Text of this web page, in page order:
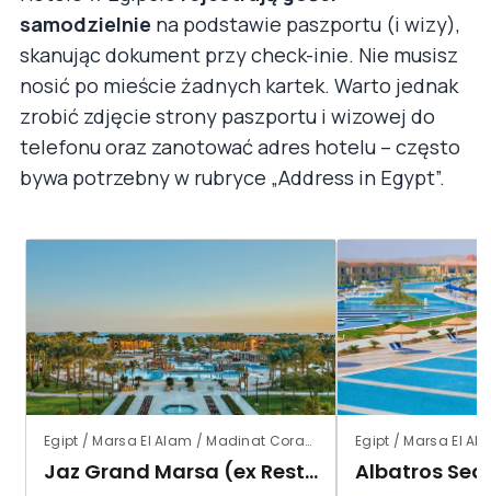
samodzielnie na podstawie paszportu (i wizy),
skanując dokument przy check-inie. Nie musisz
nosić po mieście żadnych kartek. Warto jednak
zrobić zdjęcie strony paszportu i wizowej do
telefonu oraz zanotować adres hotelu – często
bywa potrzebny w rubryce „Address in Egypt”.
Egipt / Marsa El Alam / Madinat Coraya
Jaz Grand Marsa (ex Resta Grand Resort)
Egipt / Marsa El